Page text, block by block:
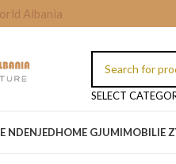
Albania
SELECT
NDENJEDHOME GJUMIMOBILIE